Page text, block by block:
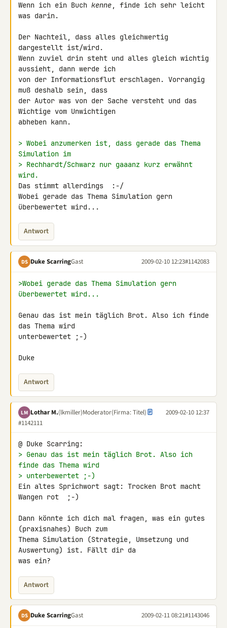
Wenn ich ein Buch kenne, finde ich sehr leicht
was darin.
Der Nachteil, dass alles gleichwertig
dargestellt ist/wird.
Wenn zuviel drin steht und alles gleich wichtig
aussieht, dann werde ich
von der Informationsflut erschlagen. Vorrangig
muß deshalb sein, dass
der Autor was von der Sache versteht und das
Wichtige vom Unwichtigen
abheben kann.
> Wobei anzumerken ist, dass gerade das Thema
Simulation im
> Rechhardt/Schwarz nur gaaanz kurz erwähnt
wird.
Das stimmt allerdings  :-/
Wobei gerade das Thema Simulation gern
überbewertet wird...
Antwort
DS Duke ScarringGast 2009-02-10 12:23#1142083
>Wobei gerade das Thema Simulation gern
überbewertet wird...
Genau das ist mein täglich Brot. Also ich finde
das Thema wird
unterbewertet ;-)
Duke
Antwort
LM Lothar M.(lkmiller)Moderator(Firma: Titel)
2009-02-10 12:37
#1142111
> Genau das ist mein täglich Brot. Also ich
finde das Thema wird
> unterbewertet ;-)
Ein altes Sprichwort sagt: Trocken Brot macht
Wangen rot  ;-)
Dann könnte ich dich mal fragen, was ein gutes
(praxisnahes) Buch zum
Thema Simulation (Strategie, Umsetzung und
Auswertung) ist. Fällt dir da
was ein?
Antwort
DS Duke ScarringGast 2009-02-11 08:21#1143046